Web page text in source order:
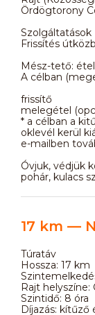
Ördögtorony
Szolgáltatások
Frissítés
Mész-tető:
A célban
frissítő
melegétel
* a célban a
oklevél kerül
e-mailben
Óvjuk, védjük
pohár, kulacs
17 km —
Túratáv
Hossza: 17 km
Rajt helyszíne:
Szintidő: 8 óra
Díjazás: kítűző